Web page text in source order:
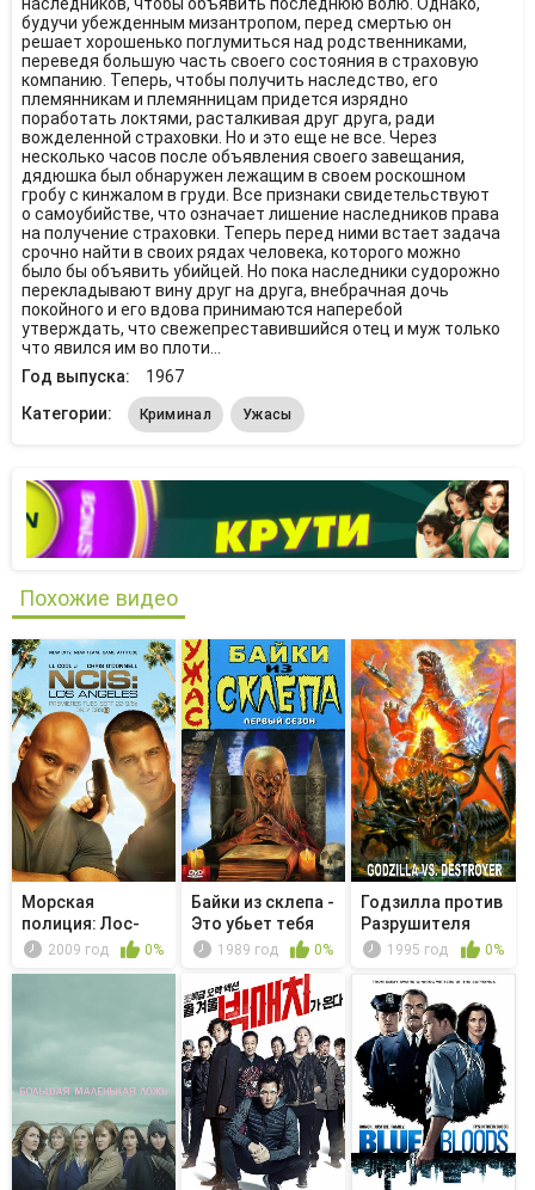
будучи убежденным мизантропом, перед смертью он
решает хорошенько поглумиться над родственниками,
переведя большую часть своего состояния в страховую
компанию. Теперь, чтобы получить наследство, его
племянникам и племянницам придется изрядно
поработать локтями, расталкивая друг друга, ради
вожделенной страховки. Но и это еще не все. Через
несколько часов после объявления своего завещания,
дядюшка был обнаружен лежащим в своем роскошном
гробу с кинжалом в груди. Все признаки свидетельствуют
о самоубийстве, что означает лишение наследников права
на получение страховки. Теперь перед ними встает задача
срочно найти в своих рядах человека, которого можно
было бы объявить убийцей. Но пока наследники судорожно
перекладывают вину друг на друга, внебрачная дочь
покойного и его вдова принимаются наперебой
утверждать, что свежепреставившийся отец и муж только
что явился им во плоти…
Год выпуска:
1967
Категории:
Криминал Ужасы
Похожие видео
Морская
полиция: Лос-
Анджелес -
2009 год 0%
Байки из склепа -
Это убьет тебя
1989 год 0%
Годзилла против
Разрушителя
1995 год 0%